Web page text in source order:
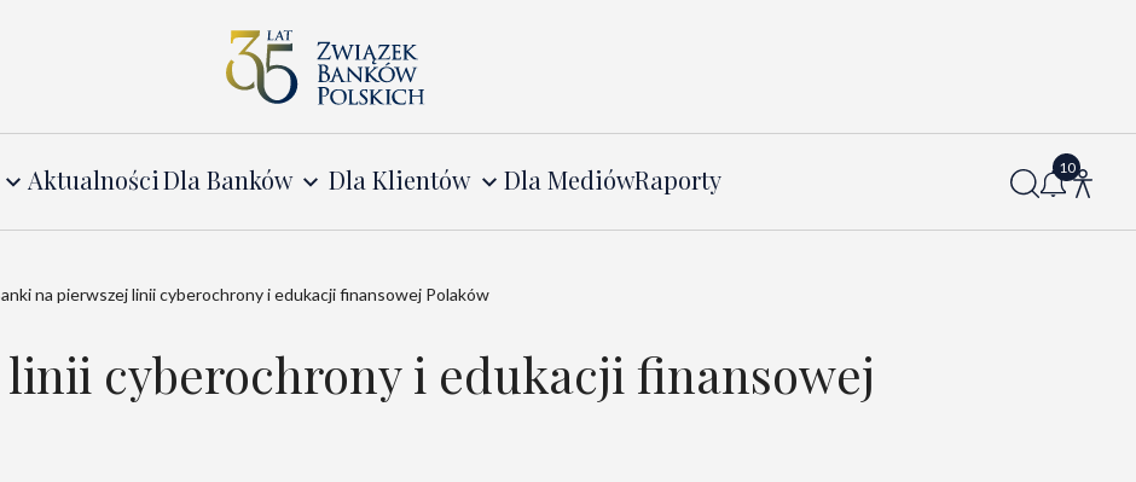
AktualnościDla Banków Dla Klientów Dla MediówRaporty
na pierwszej linii cyberochrony i edukacji finansowej Polaków
cyberochrony i edukacji finansowej